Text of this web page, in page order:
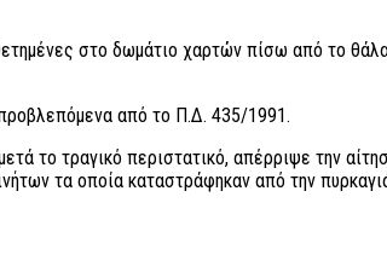
στο δωμάτιο χαρτών πίσω από το
από το Π.Δ. 435/1991.
το τραγικό περιστατικό, απέρριψε την
τα οποία καταστράφηκαν από την